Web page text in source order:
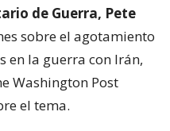
de Guerra, Pete
sobre el agotamiento
en la guerra con Irán,
Washington Post
el tema.